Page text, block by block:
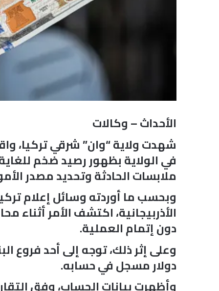
الأحداث – وكالات
شهدت ولاية “وان” شرقي تركيا،
في الولاية بظهور رصيد ضخم
ملابسات الحادثة وتحديد مصدر
الأذربيجانية، اكتشف الأمر
دون إتمام العملية.
دولار مسجل في حسابه.